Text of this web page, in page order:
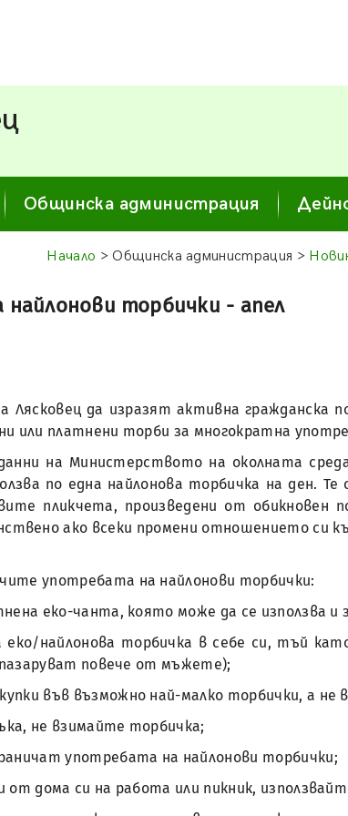
Общинска администрация
Начало > Общинска администрация >
торбички - апел
Лясковец да изразят активна гражданска
или платнени торби за многократна
на Министерството на околната
по една найлонова торбичка на
пликчета, произведени от
ако всеки промени отношението си
употребата на найлонови торбички:
еко-чанта, която може да се използва и
найлонова торбичка в себе си, тъй
повече от мъжете);
във възможно най-малко торбички, а не
не взимайте торбичка;
употребата на найлонови торбички;
от дома си на работа или пикник,